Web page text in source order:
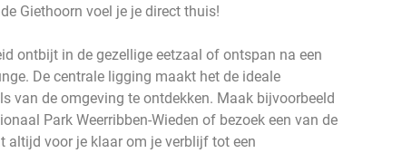
Giethoorn voel je je direct thuis!
ontbijt in de gezellige eetzaal of ontspan na een
De centrale ligging maakt het de ideale
van de omgeving te ontdekken. Maak bijvoorbeeld
Park Weerribben-Wieden of bezoek een van de
altijd voor je klaar om je verblijf tot een